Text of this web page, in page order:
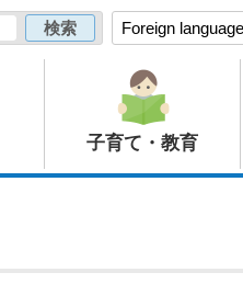
Foreign language
子育て・教育